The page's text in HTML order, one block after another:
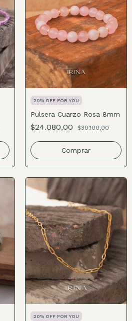
20% OFF FOR YOU
Pulsera Cuarzo Rosa 8mm
$24.080,00 $30.100,00
Comprar
20% OFF FOR YOU